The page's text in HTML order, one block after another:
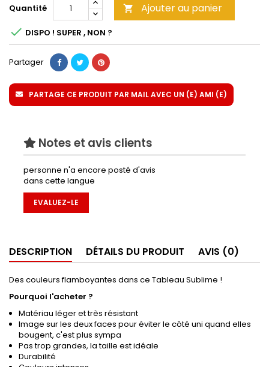
Quantité  Ajouter au panier
 DISPO ! SUPER , NON ?
Partager
PARTAGE CE PRODUIT PAR MAIL AVEC UN (E) AMI (E)
Notes et avis clients
personne n'a encore posté d'avis
dans cette langue
EVALUEZ-LE
DESCRIPTION DÉTAILS DU PRODUIT AVIS (0)
Des couleurs flamboyantes dans ce Tableau Sublime !
Pourquoi l'acheter ?
Matériau léger et très résistant
Image sur les deux faces pour éviter le côté uni quand elles
bougent, c'est plus sympa
Pas trop grandes, la taille est idéale
Durabilité